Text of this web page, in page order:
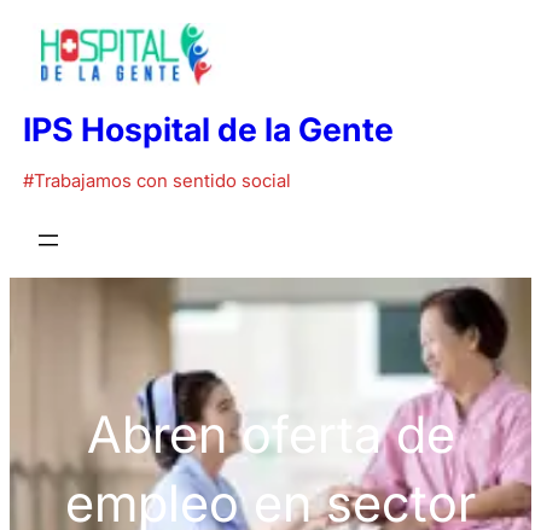
Saltar
IPS Hospital de la Gente
#Trabajamos con sentido social
Abren oferta de
empleo en sector